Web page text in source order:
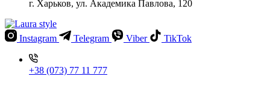
г. Харьков, ул. Академика Павлова, 120
Instagram Telegram Viber TikTok
+38 (073) 77 11 777